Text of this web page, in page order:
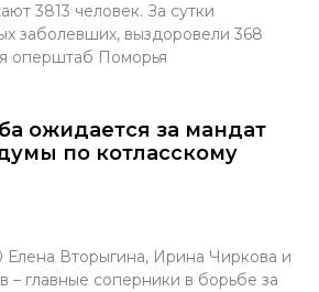
3813 человек. За сутки
заболевших, выздоровели 368
оперштаб Поморья
ожидается за мандат
по котласскому
Елена Вторыгина, Ирина Чиркова и
– главные соперники в борьбе за